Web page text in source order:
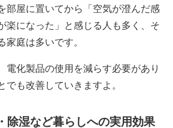
部屋に置いてから「空気が澄んだ感
楽になった」と感じる人も多く、そ
家庭は多いです。
電化製品の使用を減らす必要があり
でも改善していきますよ。
除湿など暮らしへの実用効果